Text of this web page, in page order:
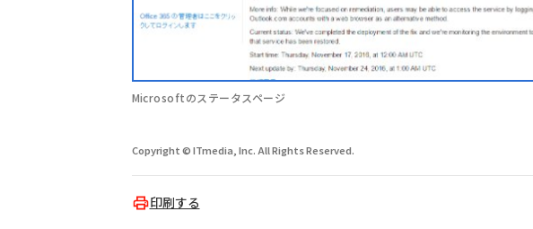
Microsoftのステータスページ
Copyright © ITmedia, Inc. All Rights Reserved.
印刷する